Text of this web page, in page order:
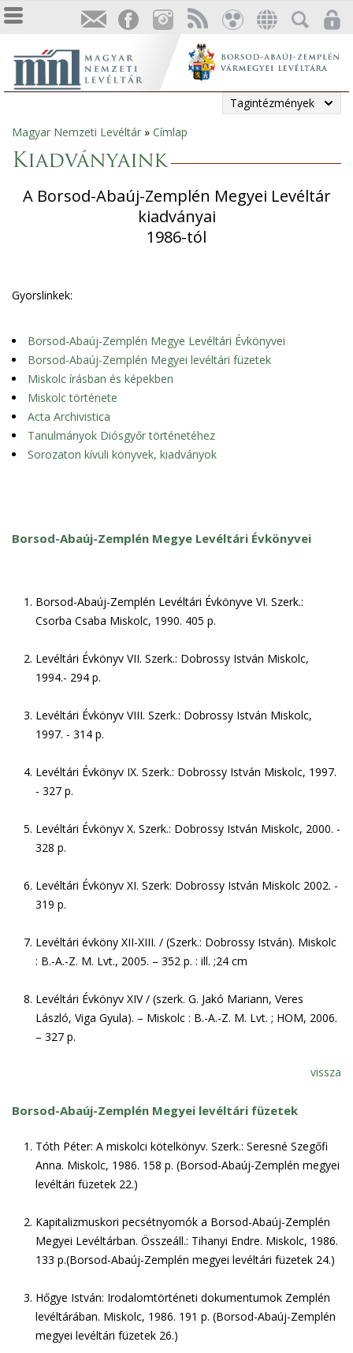
Tagintézmények
Jelenlegi
hely
Magyar Nemzeti Levéltár » Címlap
Kiadványaink
A Borsod-Abaúj-Zemplén Megyei Levéltár
kiadványai
1986-tól
Gyorslinkek:
Borsod-Abaúj-Zemplén Megye Levéltári Évkönyvei
Borsod-Abaúj-Zemplén Megyei levéltári füzetek
Miskolc írásban és képekben
Miskolc története
Acta Archivistica
Tanulmányok Diósgyőr történetéhez
Sorozaton kívüli könyvek, kiadványok
Borsod-Abaúj-Zemplén Megye Levéltári Évkönyvei
Borsod-Abaúj-Zemplén Levéltári Évkönyve VI. Szerk.:
Csorba Csaba Miskolc, 1990. 405 p.
Levéltári Évkönyv VII. Szerk.: Dobrossy István Miskolc,
1994.- 294 p.
Levéltári Évkönyv VIII. Szerk.: Dobrossy István Miskolc,
1997. - 314 p.
Levéltári Évkönyv IX. Szerk.: Dobrossy István Miskolc, 1997.
- 327 p.
Levéltári Évkönyv X. Szerk.: Dobrossy István Miskolc, 2000. -
328 p.
Levéltári Évkönyv XI. Szerk: Dobrossy István Miskolc 2002. -
319 p.
Levéltári évköny XII-XIII. / (Szerk.: Dobrossy István). Miskolc
: B.-A.-Z. M. Lvt., 2005. – 352 p. : ill. ;24 cm
Levéltári Évkönyv XIV / (szerk. G. Jakó Mariann, Veres
László, Viga Gyula). – Miskolc : B.-A.-Z. M. Lvt. ; HOM, 2006.
– 327 p.
vissza
Borsod-Abaúj-Zemplén Megyei levéltári füzetek
Tóth Péter: A miskolci kötelkönyv. Szerk.: Seresné Szegőfi
Anna. Miskolc, 1986. 158 p. (Borsod-Abaúj-Zemplén megyei
levéltári füzetek 22.)
Kapitalizmuskori pecsétnyomók a Borsod-Abaúj-Zemplén
Megyei Levéltárban. Összeáll.: Tihanyi Endre. Miskolc, 1986.
133 p.(Borsod-Abaúj-Zemplén megyei levéltári füzetek 24.)
Hőgye István: Irodalomtörténeti dokumentumok Zemplén
levéltárában. Miskolc, 1986. 191 p. (Borsod-Abaúj-Zemplén
megyei levéltári füzetek 26.)